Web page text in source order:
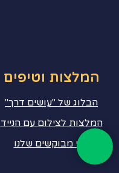
המלצות וטיפים
הבלוג של "עושים דרך"
המלצות לצילום עם הנייד
הכי מבוקשים שלנו